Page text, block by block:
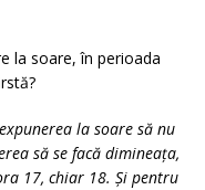
la soare, în perioada
la soare să nu
să se facă dimineața,
17, chiar 18. Și pentru